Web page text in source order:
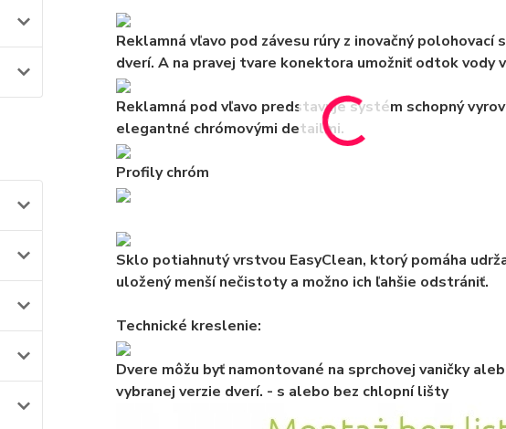
Reklamná vľavo pod závesu rúry z inovačný
dverí. A na pravej tvare konektora umožniť odtok vody
Reklamná pod vľavo predstavuje systém schopný
elegantné chrómovými detailmi.
Profily chróm
Sklo potiahnutý vrstvou EasyClean, ktorý pomáha
uložený menší nečistoty a možno ich ľahšie odstrániť.
Technické kreslenie:
Dvere môžu byť namontované na sprchovej vaničky
vybranej verzie dverí. - s alebo bez chlopní lišty